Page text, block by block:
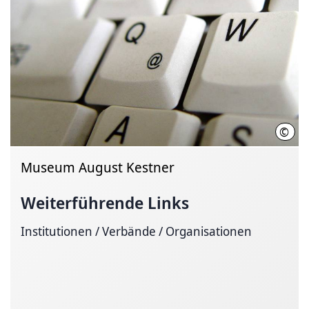
© LHH
Museum August Kestner
Weiterführende Links
Institutionen / Verbände / Organisationen